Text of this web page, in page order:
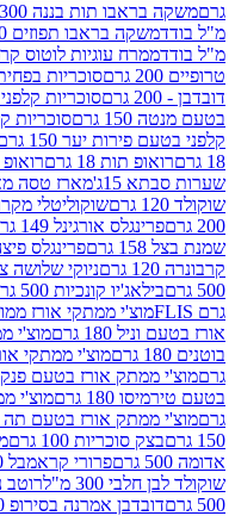
תות בננה 300 מ"ל בודד
בראבו תפוזים 300 מ"ל בודד
עוגיות לוטוס קרמל 400 גרם
סוכריות בפחית פרות יער - 175
סוכריות קלפני בטעם פירות 150
סוכריות קלפני בטעם
יער 150 גרם
ריטר חלב
תות 18 גרם
רואופ פטל 18 גרם
מארז טסה מאוהב מארז
שוקוליטלי מקרונים תות שדה 90
אורגינל 149 גרם
פרינגלס
פרינגלס פיצה 158 גרם
ניוקי שלושה צבעים 500 גרם
קונכיות 500 גרם
ממתקי אורז ממולאים בטעם
גרם
מוצ'י ממתקי
אורז בטעם פנקייק עם מייפל 180
גרם
אורז בטעם תה מאצ'ה וחלב 180
סוכריות 100 גרם
ממרח דובאי פטל
פרורי קראמבל 400 גרם
רוטב
300 מ"ל
רוטב נוצ'יטלו חלבי 300
אמרנה בסירופ 300 גרם
מילוי